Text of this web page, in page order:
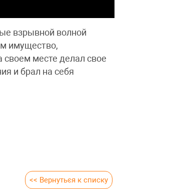
взрывной волной
имущество,
месте делал свое
и брал на себя
<< Вернуться к списку